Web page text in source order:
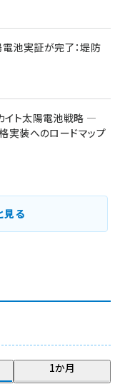
1か月
電池実証が完了：堤防
イト太陽電池戦略 ―
実装へのロードマップ
見る